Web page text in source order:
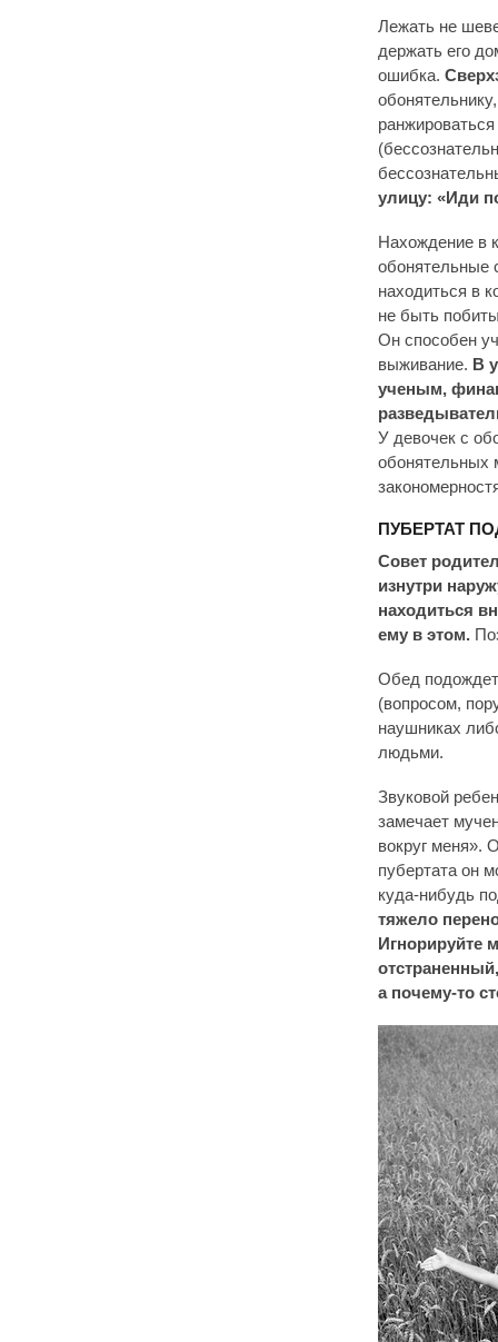
Лежать не
держать его
ошибка.
улицу: «Иди
Нахождение в
обонятельные
находиться в
не быть
Он способен
выживание. В
ученым,
У девочек с
обонятельных
ПУБЕРТАТ
Совет
изнутри
находиться
ему в этом.
Обед
(вопросом,
наушниках
людьми.
Звуковой
замечает
вокруг
пубертата он
куда-нибудь
тяжело
Игнорируйте
а почему-то